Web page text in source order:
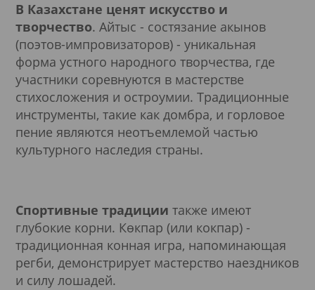
В Казахстане ценят искусство и
творчество. Айтыс - состязание акынов
(поэтов-импровизаторов) - уникальная
форма устного народного творчества, где
участники соревнуются в мастерстве
стихосложения и остроумии. Традиционные
инструменты, такие как домбра, и горловое
пение являются неотъемлемой частью
культурного наследия страны.
Спортивные традиции также имеют
глубокие корни. Көкпар (или кокпар) -
традиционная конная игра, напоминающая
регби, демонстрирует мастерство наездников
и силу лошадей.